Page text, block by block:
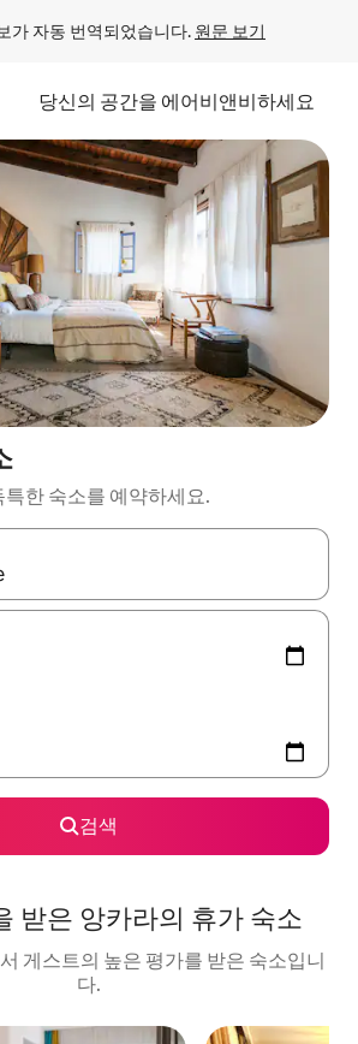
가 자동 번역되었습니다. 원문 보기
당신의 공간을 에어비앤비하세요
한 숙소를 예약하세요.
래 화살표 키를 사용하거나 터치 또는 스와이
검색
받은 앙카라의 휴가 숙소
게스트의 높은 평가를 받은 숙소입니
다.